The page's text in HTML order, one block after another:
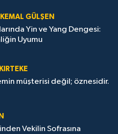
GÜLŞEN
Yin ve Yang Dengesi:
Uyumu
müşterisi değil; öznesidir.
Vekilin Sofrasına